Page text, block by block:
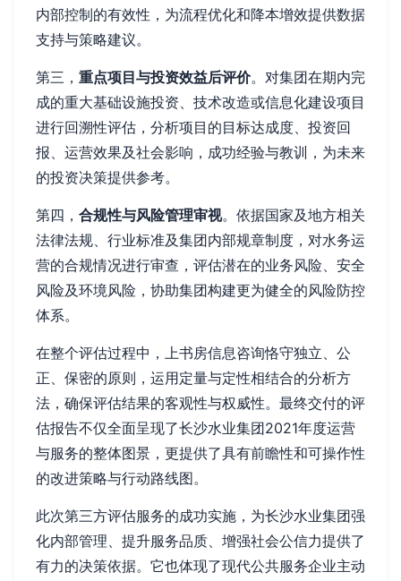
内部控制的有效性，为流程优化和降本增效提供数据
支持与策略建议。
第三， 重点项目与投资效益后评价。对集团在期内完
成的重大基础设施投资、技术改造或信息化建设项目
进行回溯性评估，分析项目的目标达成度、投资回
报、运营效果及社会影响，成功经验与教训，为未来
的投资决策提供参考。
第四， 合规性与风险管理审视。依据国家及地方相关
法律法规、行业标准及集团内部规章制度，对水务运
营的合规情况进行审查，评估潜在的业务风险、安全
风险及环境风险，协助集团构建更为健全的风险防控
体系。
在整个评估过程中，上书房信息咨询恪守独立、公
正、保密的原则，运用定量与定性相结合的分析方
法，确保评估结果的客观性与权威性。最终交付的评
估报告不仅全面呈现了长沙水业集团2021年度运营
与服务的整体图景，更提供了具有前瞻性和可操作性
的改进策略与行动路线图。
此次第三方评估服务的成功实施，为长沙水业集团强
化内部管理、提升服务品质、增强社会公信力提供了
有力的决策依据。它也体现了现代公共服务企业主动